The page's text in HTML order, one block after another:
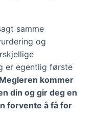
samme
og
er egentlig første
Megleren kommer
din og gir deg en
forvente å få for